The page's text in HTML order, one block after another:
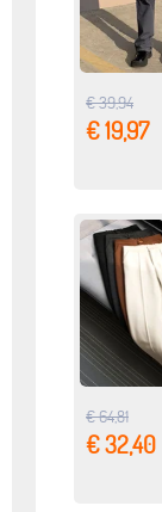
€ 39,94
€ 19,97
€ 64,81
€ 32,40